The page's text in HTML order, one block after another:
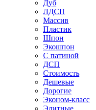
Дуб
ЛДСП
Массив
Пластик
Шпон
Экошпон
С патиной
ДСП
Стоимость
Дешевые
Дорогие
Эконом-класс
Элитные